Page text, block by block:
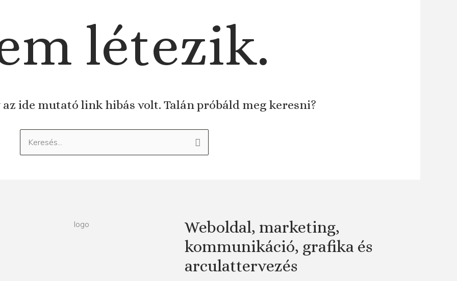
létezik.
ide mutató link hibás volt. Talán próbáld meg keresni?
Keresés:
Weboldal, marketing,
kommunikáció, grafika és
arculattervezés